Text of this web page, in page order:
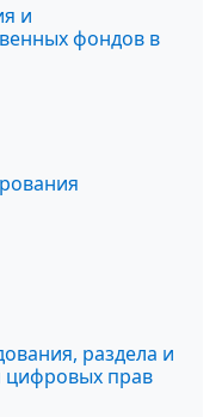
и
фондов в
раздела и
цифровых прав